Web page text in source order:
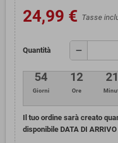
24,99 € Tasse
Quantità remove
54
Giorni
12
Ore
21
Il tuo ordine sarà creato
disponibile DATA DI